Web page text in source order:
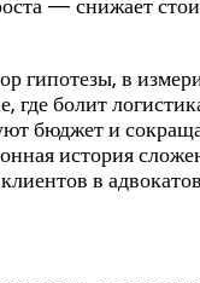
— снижает
гипотезы, в
болит
бюджет и
история
в